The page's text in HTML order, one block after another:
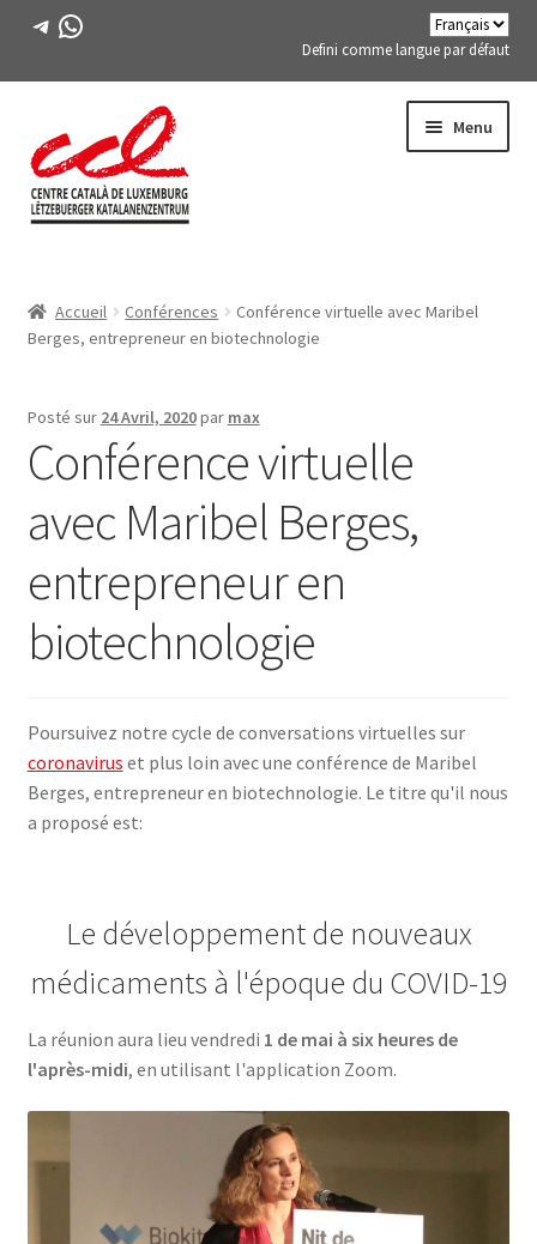
Télégramme
WhatsApp
Defini comme langue par défaut
la
navigation
au
contenu
Menu
menu
ACTIVITÉS
Expand
MEMBRES DE FES-TE
LIVRE
SE CONNECTER
Accueil Conférences
Conférence virtuelle avec Maribel
Berges, entrepreneur en biotechnologie
Posté sur 24 Avril, 2020par max
Conférence virtuelle
avec Maribel Berges,
entrepreneur en
biotechnologie
Poursuivez notre cycle de conversations virtuelles sur
coronavirus et plus loin avec une conférence de Maribel
Berges, entrepreneur en biotechnologie. Le titre qu'il nous
a proposé est:
Le développement de nouveaux
médicaments à l'époque du COVID-19
La réunion aura lieu vendredi 1 de mai à six heures de
l'après-midi, en utilisant l'application Zoom.